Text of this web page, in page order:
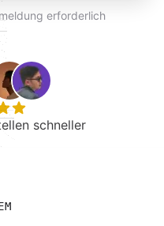
erforderlich
schneller